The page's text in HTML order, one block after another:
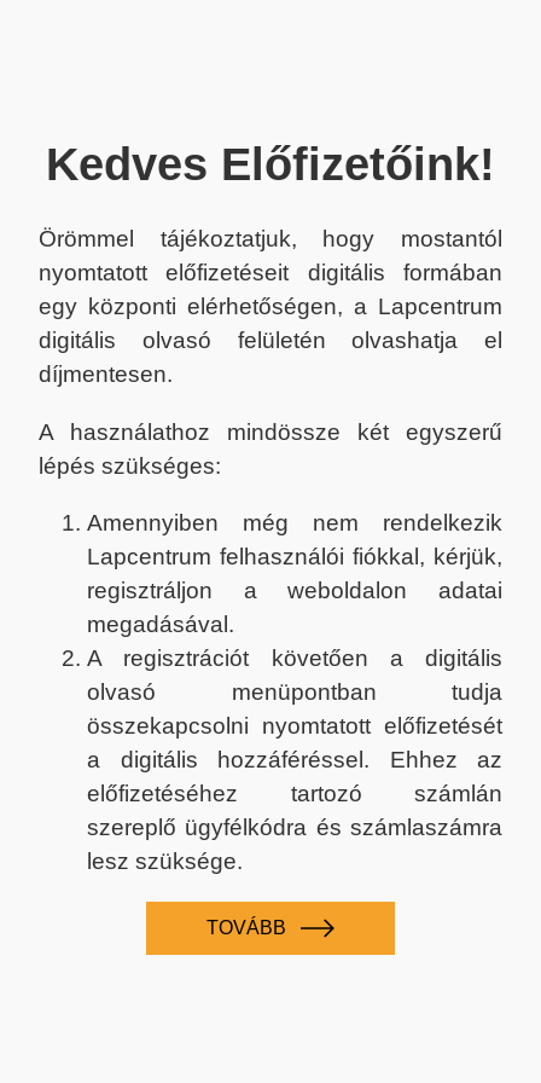
Kedves Előfizetőink!
Örömmel tájékoztatjuk, hogy mostantól
nyomtatott előfizetéseit digitális formában
egy központi elérhetőségen, a Lapcentrum
digitális olvasó felületén olvashatja el
díjmentesen.
A használathoz mindössze két egyszerű
lépés szükséges:
Amennyiben még nem rendelkezik
Lapcentrum felhasználói fiókkal, kérjük,
regisztráljon a weboldalon adatai
megadásával.
A regisztrációt követően a digitális
olvasó menüpontban tudja
összekapcsolni nyomtatott előfizetését
a digitális hozzáféréssel. Ehhez az
előfizetéséhez tartozó számlán
szereplő ügyfélkódra és számlaszámra
lesz szüksége.
TOVÁBB